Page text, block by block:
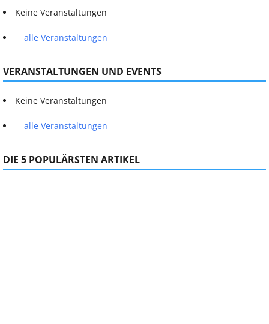
Keine Veranstaltungen
alle Veranstaltungen
VERANSTALTUNGEN UND EVENTS
Keine Veranstaltungen
alle Veranstaltungen
DIE 5 POPULÄRSTEN ARTIKEL